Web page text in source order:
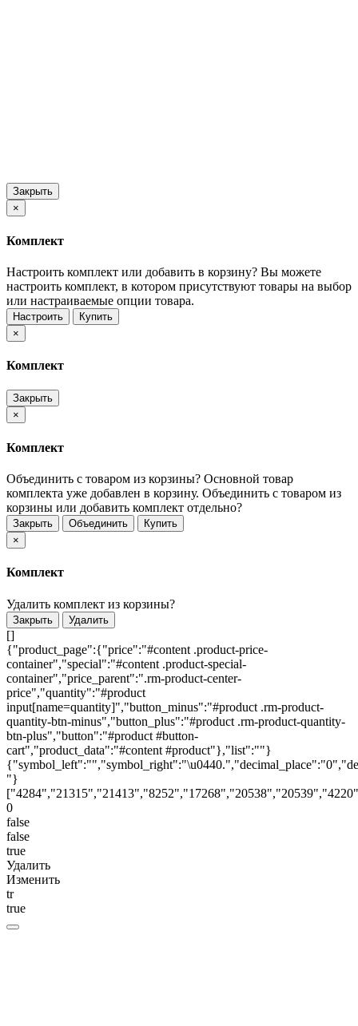
Закрыть
×
Комплект
Настроить комплект или добавить в корзину? Вы можете
настроить комплект, в котором присутствуют товары на выбор
или настраиваемые опции товара.
Настроить
Купить
×
Комплект
Закрыть
×
Комплект
Объединить с товаром из корзины? Основной товар
комплекта уже добавлен в корзину. Объединить с товаром из
корзины или добавить комплект отдельно?
Закрыть Объединить
Купить
×
Комплект
Удалить комплект из корзины?
Закрыть Удалить
[]
{"product_page":{"price":"#content .product-price-
container","special":"#content .product-special-
container","price_parent":".rm-product-center-
price","quantity":"#product
input[name=quantity]","button_minus":"#product .rm-product-
quantity-btn-minus","button_plus":"#product .rm-product-quantity-
btn-plus","button":"#product #button-
cart","product_data":"#content #product"},"list":""}
"}
0
false
false
true
Удалить
Изменить
tr
true